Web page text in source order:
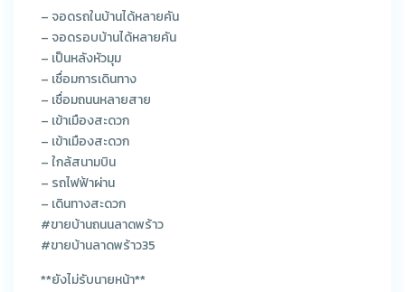
– จอดรถในบ้านได้หลายคัน
– จอดรอบบ้านได้หลายคัน
– เป็นหลังหัวมุม
– เชื่อมการเดินทาง
– เชื่อมถนนหลายสาย
– เข้าเมืองสะดวก
– เข้าเมืองสะดวก
– ใกล้สนามบิน
– รถไฟฟ้าผ่าน
– เดินทางสะดวก
#ขายบ้านถนนลาดพร้าว
#ขายบ้านลาดพร้าว35
**ยังไม่รับนายหน้า**